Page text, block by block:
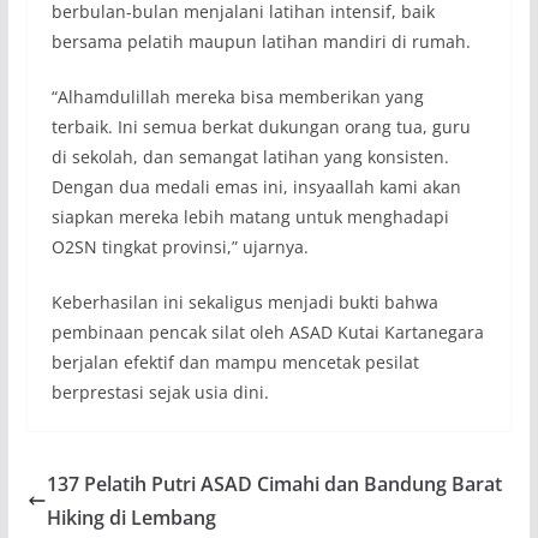
berbulan-bulan menjalani latihan intensif, baik
bersama pelatih maupun latihan mandiri di rumah.
“Alhamdulillah mereka bisa memberikan yang
terbaik. Ini semua berkat dukungan orang tua, guru
di sekolah, dan semangat latihan yang konsisten.
Dengan dua medali emas ini, insyaallah kami akan
siapkan mereka lebih matang untuk menghadapi
O2SN tingkat provinsi,” ujarnya.
Keberhasilan ini sekaligus menjadi bukti bahwa
pembinaan pencak silat oleh ASAD Kutai Kartanegara
berjalan efektif dan mampu mencetak pesilat
berprestasi sejak usia dini.
137 Pelatih Putri ASAD Cimahi dan Bandung Barat
Hiking di Lembang